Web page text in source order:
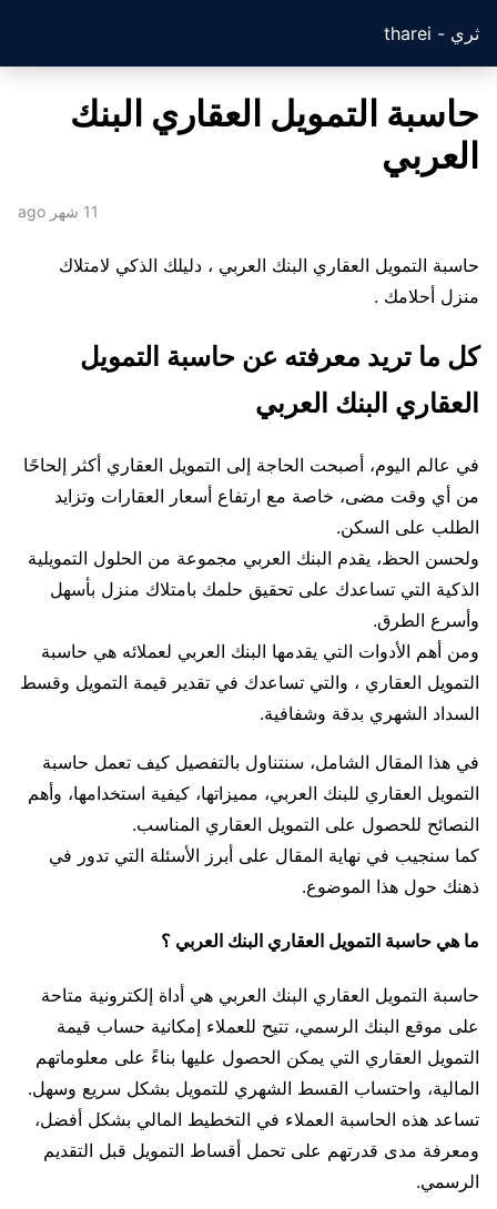
ثري - tharei
حاسبة التمويل العقاري البنك
العربي
11 شهر ago
حاسبة التمويل العقاري البنك العربي ، دليلك الذكي لامتلاك
منزل أحلامك .
كل ما تريد معرفته عن حاسبة التمويل
العقاري البنك العربي
في عالم اليوم، أصبحت الحاجة إلى التمويل العقاري أكثر إلحاحًا
من أي وقت مضى، خاصة مع ارتفاع أسعار العقارات وتزايد
الطلب على السكن.
ولحسن الحظ، يقدم البنك العربي مجموعة من الحلول التمويلية
الذكية التي تساعدك على تحقيق حلمك بامتلاك منزل بأسهل
وأسرع الطرق.
ومن أهم الأدوات التي يقدمها البنك العربي لعملائه هي حاسبة
التمويل العقاري ، والتي تساعدك في تقدير قيمة التمويل وقسط
السداد الشهري بدقة وشفافية.
في هذا المقال الشامل، سنتناول بالتفصيل كيف تعمل حاسبة
التمويل العقاري للبنك العربي، مميزاتها، كيفية استخدامها، وأهم
النصائح للحصول على التمويل العقاري المناسب.
كما سنجيب في نهاية المقال على أبرز الأسئلة التي تدور في
ذهنك حول هذا الموضوع.
ما هي حاسبة التمويل العقاري البنك العربي ؟
حاسبة التمويل العقاري البنك العربي هي أداة إلكترونية متاحة
على موقع البنك الرسمي، تتيح للعملاء إمكانية حساب قيمة
التمويل العقاري التي يمكن الحصول عليها بناءً على معلوماتهم
المالية، واحتساب القسط الشهري للتمويل بشكل سريع وسهل.
تساعد هذه الحاسبة العملاء في التخطيط المالي بشكل أفضل،
ومعرفة مدى قدرتهم على تحمل أقساط التمويل قبل التقديم
الرسمي.